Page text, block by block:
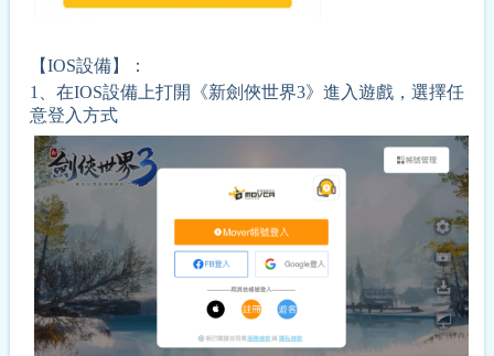
【IOS設備】：
1、在IOS設備上打開《新劍俠世界3》進入遊戲，選擇任
意登入方式